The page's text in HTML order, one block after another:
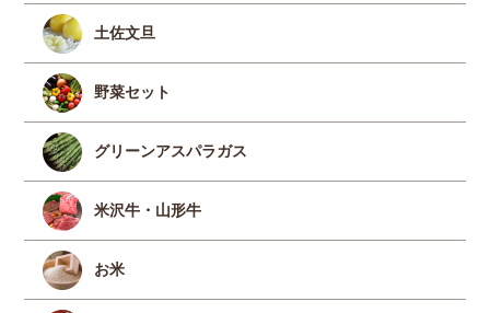
土佐文旦
野菜セット
グリーンアスパラガス
米沢牛・山形牛
お米